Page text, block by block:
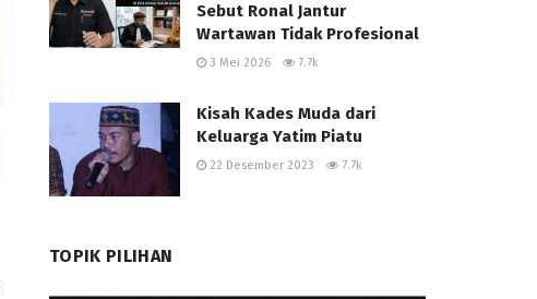
Sebut Ronal Jantur
Wartawan Tidak Profesional
3 Mei 2026 7.7k
Kisah Kades Muda dari
Keluarga Yatim Piatu
22 Desember 2023 7.7k
TOPIK PILIHAN